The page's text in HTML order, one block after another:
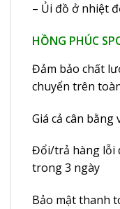
– Ủi đồ ở nhiệt
HỒNG PHÚC
Đảm bảo chất
chuyển trên
Giá cả cân
Đổi/trả hàng lỗi
trong 3 ngày
Bảo mật thanh